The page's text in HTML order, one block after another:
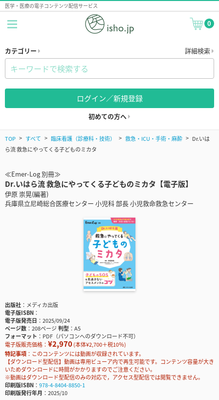
医学・医療の電子コンテンツ配信サービス
0
カテゴリー 詳細検索
ログイン／新規登録
初めての方へ
TOP すべて 臨床看護（診療科・技術） 救急・ICU・手術・麻酔
Dr.いは
ら流 救急にやってくる子どものミカタ
≪Emer-Log 別冊≫
Dr.いはら流 救急にやってくる子どものミカタ【電子版】
伊原 崇晃(編著)
兵庫県立尼崎総合医療センター 小児科 部長 小児救命救急センター
出版社
メディカ出版
電子版ISBN
電子版発売日
2025/09/24
ページ数
208ページ判型
A5
フォーマット
PDF（パソコンへのダウンロード不可）
電子版販売価格： ¥2,970(本体¥2,700＋税10％)
特記事項
このコンテンツには動画が収録されています。
【ダウンロード型配信】動画は専用ビューア内で再生可能です。コンテンツ容量が大き
いためダウンロードに時間がかかりますのでご注意ください。
※動画はダウンロード型配信のみの対応で，アクセス型配信では閲覧できません。
印刷版ISBN
978-4-8404-8850-1
印刷版発行年月
2025/10